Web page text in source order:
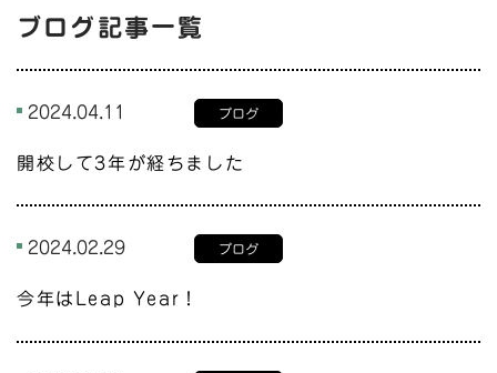
ブログ記事一覧
2024.04.11 ブログ
開校して3年が経ちました
2024.02.29 ブログ
今年はLeap Year！